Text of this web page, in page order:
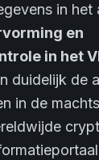
in het
en
in het
duidelijk de
in de